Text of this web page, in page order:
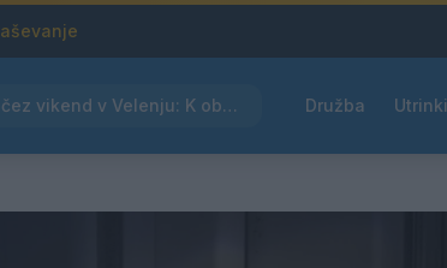
Kam čez vikend v Velenju: K obisku vabi Poletni bolšji sejem Družba Utrinki